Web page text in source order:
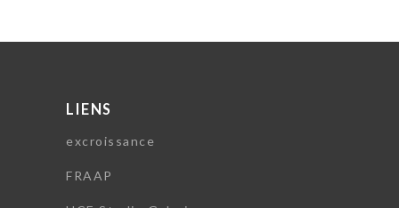
LIENS
excroissance
FRAAP